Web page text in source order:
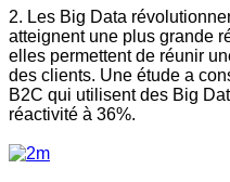
2. Les Big Data
atteignent une plus grande
elles permettent de réunir
des clients. Une étude a
B2C qui utilisent des Big
réactivité à 36%.